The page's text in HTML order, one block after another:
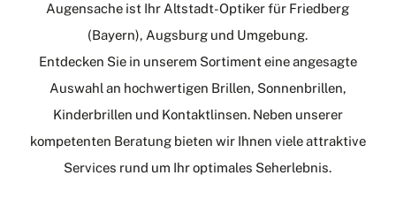
Augensache ist Ihr Altstadt-Optiker für Friedberg
(Bayern), Augsburg und Umgebung.
Entdecken Sie in unserem Sortiment eine angesagte
Auswahl an hochwertigen Brillen, Sonnenbrillen,
Kinderbrillen und Kontaktlinsen. Neben unserer
kompetenten Beratung bieten wir Ihnen viele attraktive
Services rund um Ihr optimales Seherlebnis.